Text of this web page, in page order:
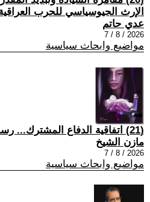
الإرث الجيوسياسي للحرب العراقية
عدي حاتم
2026 / 8 / 7
مواضيع وابحاث سياسية
(21) اتفاقية الدفاع المشترك... رسالة ردع إلى إيران
مازن الشيخ
2026 / 8 / 7
مواضيع وابحاث سياسية